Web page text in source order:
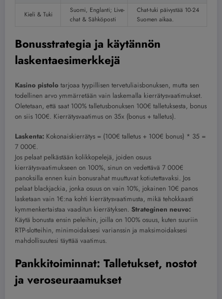
Kieli & Tuki
Suomi, Englanti; Live-
chat & Sähköposti
Chat-tuki päivystää 10-24
Suomen aikaa.
Bonusstrategia ja käytännön
laskentaesimerkkejä
Kasino pistolo tarjoaa tyypillisen tervetuliaisbonuksen, mutta sen
todellinen arvo ymmärretään vain laskemalla kierrätysvaatimukset.
Oletetaan, että saat 100% talletusbonuksen 100€ talletuksesta, bonus
on siis 100€. Kierrätysvaatimus on 35x (bonus + talletus).
Laskenta: Kokonaiskierrätys = (100€ talletus + 100€ bonus) * 35 =
7 000€.
Jos pelaat pelkästään kolikkopelejä, joiden osuus
kierrätysvaatimukseen on 100%, sinun on vedettävä 7 000€
panoksilla ennen kuin bonusrahat muuttuvat kotiutettavaksi. Jos
pelaat blackjackia, jonka osuus on vain 10%, jokainen 10€ panos
lasketaan vain 1€:na kohti kierrätysvaatimusta, mikä tehokkaasti
kymmenkertaistaa vaaditun kierrätyksen. Strateginen neuvo:
Käytä bonusta ensin peleihin, joilla on 100% osuus, kuten suuriin
RTP-slotteihin, minimoidaksesi varianssin ja maksimoidaksesi
mahdollisuutesi täyttää vaatimus.
Pankkitoiminnat: Talletukset, nostot
ja veroseuraamukset